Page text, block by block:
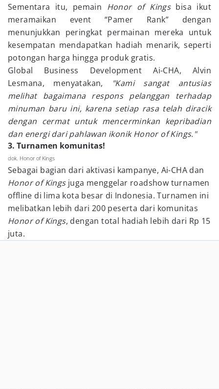
Sementara itu, pemain Honor of Kingsbisa ikut
meramaikan event “Pamer Rank” dengan
menunjukkan peringkat permainan mereka untuk
kesempatan mendapatkan hadiah menarik, seperti
potongan harga hingga produk gratis.
Global Business Development Ai-CHA, Alvin
Lesmana, menyatakan, "Kami sangat antusias
melihat bagaimana respons pelanggan terhadap
minuman baru ini, karena setiap rasa telah diracik
dengan cermat untuk mencerminkan kepribadian
dan energi dari pahlawan ikonik Honor of Kings."
3. Turnamen komunitas!
dok. Honor of Kings
Sebagai bagian dari aktivasi kampanye, Ai-CHA dan
Honor of Kingsjuga menggelar roadshow turnamen
offline di lima kota besar di Indonesia. Turnamen ini
melibatkan lebih dari 200 peserta dari komunitas
Honor of Kings, dengan total hadiah lebih dari Rp 15
juta.